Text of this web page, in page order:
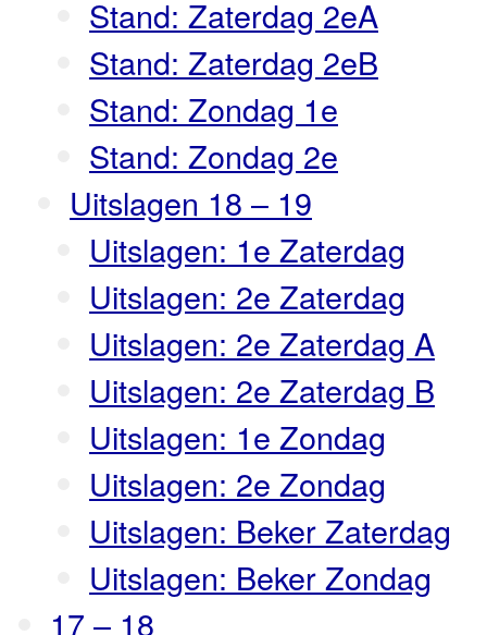
Stand: Zaterdag 2eA
Stand: Zaterdag 2eB
Stand: Zondag 1e
Stand: Zondag 2e
Uitslagen 18 – 19
Uitslagen: 1e Zaterdag
Uitslagen: 2e Zaterdag
Uitslagen: 2e Zaterdag A
Uitslagen: 2e Zaterdag B
Uitslagen: 1e Zondag
Uitslagen: 2e Zondag
Uitslagen: Beker Zaterdag
Uitslagen: Beker Zondag
17 – 18